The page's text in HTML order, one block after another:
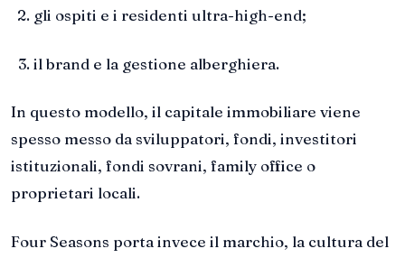
gli ospiti e i residenti ultra-high-end;
il brand e la gestione alberghiera.
In questo modello, il capitale immobiliare viene
spesso messo da sviluppatori, fondi, investitori
istituzionali, fondi sovrani, family office o
proprietari locali.
Four Seasons porta invece il marchio, la cultura del